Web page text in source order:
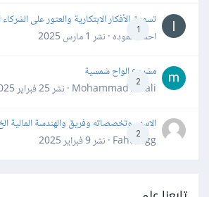
1
تسويق الأفكار الابتكارية والعثور على الشركاء
احمد حموده · نشر 1 مارس 2025
2
مشروع الواح شمسية
Mohammad Awali · نشر
25 فبراير 2025
2
الاسهم وتخصصاته وفريق والهندسة المالية
Fahd Ggg · نشر
9 فبراير 2025